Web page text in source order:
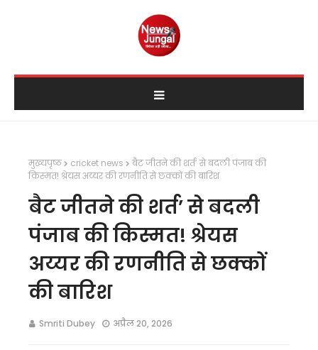
मुख्यपृष्ठ cricket news
बैट जीतने की शर्त’ से बदली पंजाब की
किस्मत! श्रेयस अय्यर की रणनीति से छक्कों की बारिश
बैट जीतने की शर्त’ से बदली
पंजाब की किस्मत! श्रेयस
अय्यर की रणनीति से छक्कों
की बारिश
Smriti Dubey अप्रैल 20, 2026